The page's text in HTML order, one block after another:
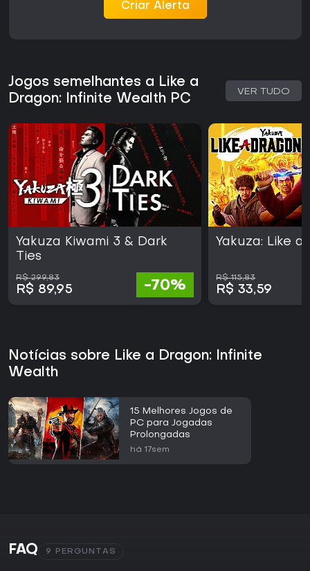
Criar Alerta
Jogos semelhantes a Like a
Dragon: Infinite Wealth PC
VER TUDO
Yakuza Kiwami 3 & Dark
Ties
R$ 299,83
R$ 89,95 -70%
Yakuza: Like a
R$ 115,83
R$ 33,59
Notícias sobre Like a Dragon: Infinite
Wealth
15 Melhores Jogos de
PC para Jogadas
Prolongadas
há 17sem
FAQ 9 PERGUNTAS